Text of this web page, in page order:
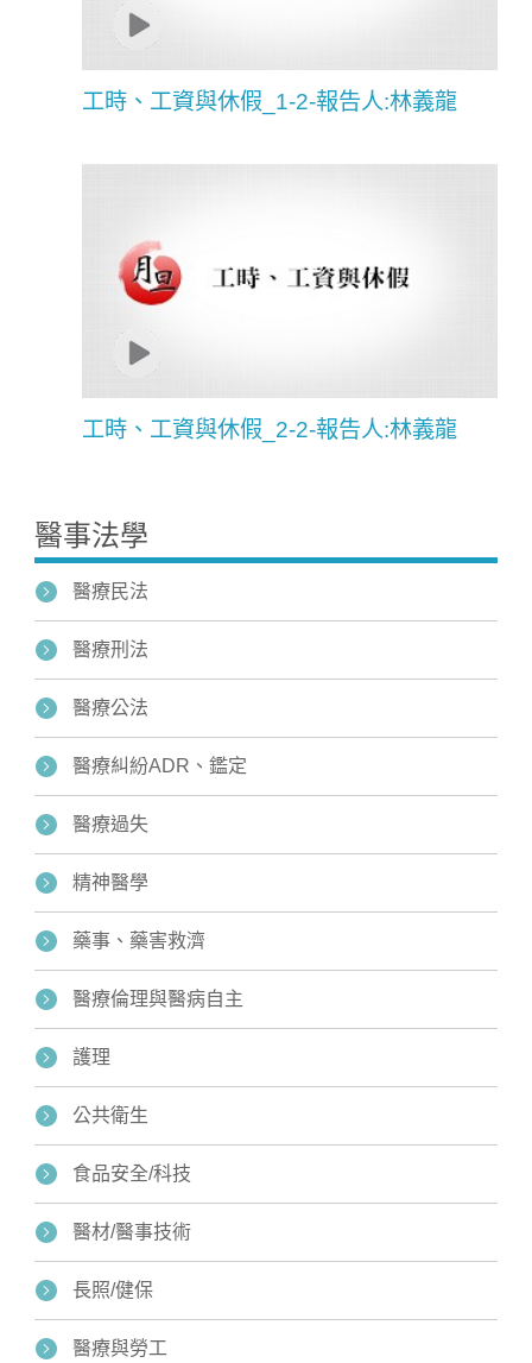
工時、工資與休假_1-2-報告人:林義龍
工時、工資與休假_2-2-報告人:林義龍
醫事法學
醫療民法
醫療刑法
醫療公法
醫療糾紛ADR、鑑定
醫療過失
精神醫學
藥事、藥害救濟
醫療倫理與醫病自主
護理
公共衛生
食品安全/科技
醫材/醫事技術
長照/健保
醫療與勞工